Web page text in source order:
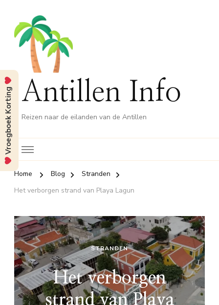
Antillen Info
Reizen naar de eilanden van de Antillen
Home Blog
Stranden
Het verborgen strand van Playa Lagun
STRANDEN
Het verborgen
strand van Playa
Vroegboek Korting